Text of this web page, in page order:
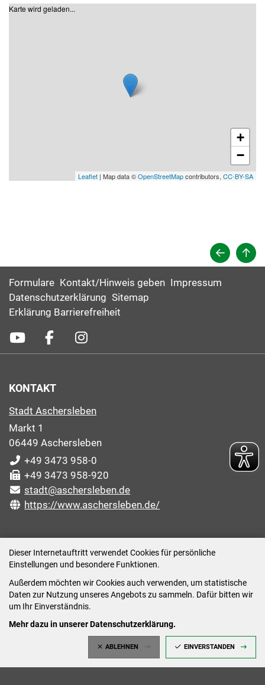
Dieser Internetauftritt verwendet Cookies für persönliche
Einstellungen und besondere Funktionen.
Außerdem möchten wir Cookies auch verwenden, um statistische
Daten zur Nutzung unseres Angebots zu sammeln. Dafür bitten wir
um Ihr Einverständnis.
Mehr dazu in unserer Datenschutzerklärung.
ABLEHNEN EINVERSTANDEN
Karte wird geladen...
+
−
Leaflet | Map data ©OpenStreetMapcontributors, CC-BY-SA
Formulare Kontakt/Hinweis geben Impressum
Datenschutzerklärung Sitemap
Erklärung Barrierefreiheit
KONTAKT
Stadt Aschersleben
Markt 1
06449 Aschersleben
+49 3473 958-0
+49 3473 958-920
stadt@aschersleben.de
https://www.aschersleben.de/
Montag: 09:00-12:00 /14:00-15:00 Uhr
Dienstag: 09:00-12:00 /14:00-16:00 Uhr
Mittwoch: 09:00 - 12:00 Uhr (nach vorheriger
Donnerstag: 09:00-12:00 /14:00-18:00 Uhr
Freitag: 09:00-12:00 Uhr